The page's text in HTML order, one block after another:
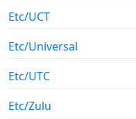
Etc/UCT
Etc/Universal
Etc/UTC
Etc/Zulu